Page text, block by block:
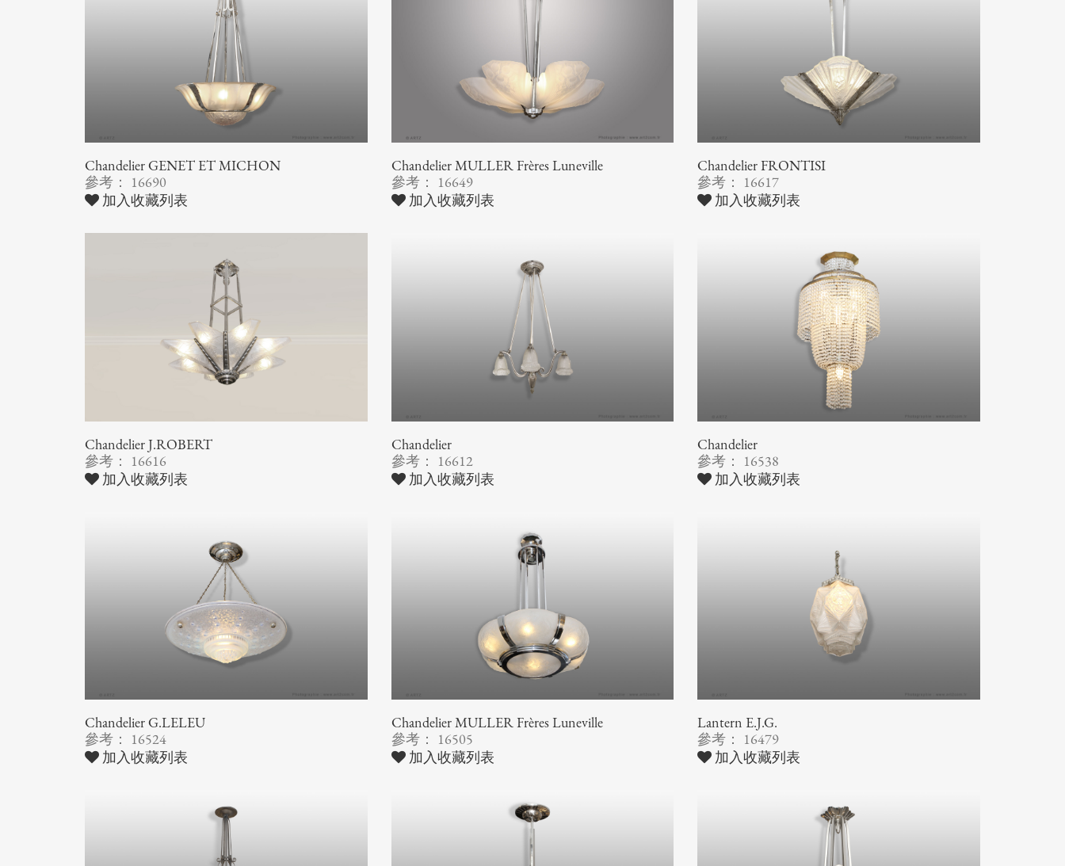
Chandelier GENET ET MICHON
參考： 16690
加入收藏列表
Chandelier MULLER Frères Luneville
參考： 16649
加入收藏列表
Chandelier FRONTISI
參考： 16617
加入收藏列表
Chandelier J.ROBERT
參考： 16616
加入收藏列表
Chandelier
參考： 16612
加入收藏列表
Chandelier
參考： 16538
加入收藏列表
Chandelier G.LELEU
參考： 16524
加入收藏列表
Chandelier MULLER Frères Luneville
參考： 16505
加入收藏列表
Lantern E.J.G.
參考： 16479
加入收藏列表